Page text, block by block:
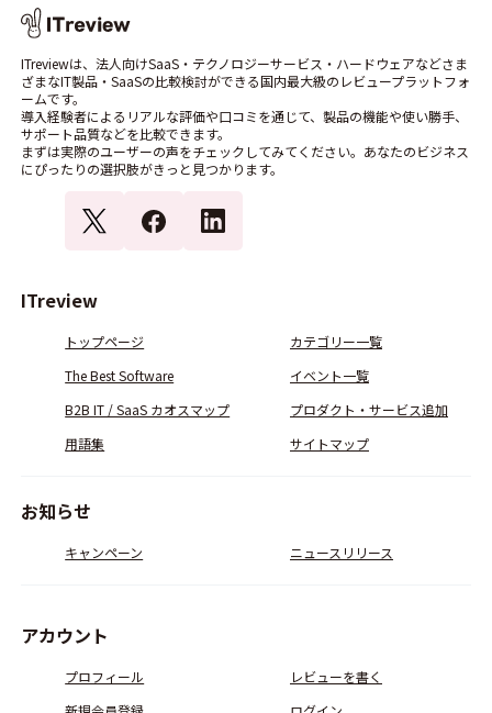
ITreviewは、法人向けSaaS・テクノロジーサービス・ハードウェアなどさま
ざまなIT製品・SaaSの比較検討ができる国内最大級のレビュープラットフォ
ームです。
導入経験者によるリアルな評価や口コミを通じて、製品の機能や使い勝手、
サポート品質などを比較できます。
まずは実際のユーザーの声をチェックしてみてください。あなたのビジネス
にぴったりの選択肢がきっと見つかります。
ITreview
トップページ
カテゴリー一覧
The Best Software
イベント一覧
B2B IT / SaaS カオスマップ
プロダクト・サービス追加
用語集
サイトマップ
お知らせ
キャンペーン ニュースリリース
アカウント
プロフィール
レビューを書く